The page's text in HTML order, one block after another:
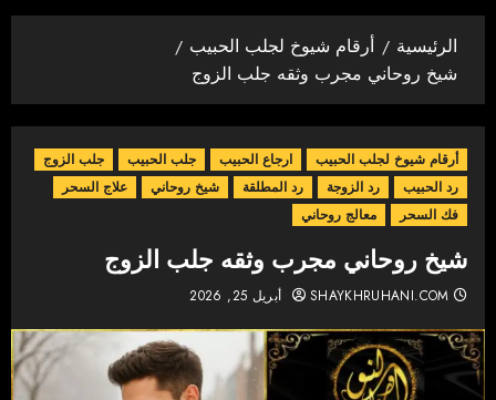
الرئيسية
أرقام شيوخ لجلب الحبيب
شيخ روحاني مجرب وثقه جلب الزوج
أرقام شيوخ لجلب الحبيب ارجاع الحبيب جلب الحبيب
جلب الزوج
رد الحبيب
رد الزوجة رد المطلقة شيخ روحاني
علاج السحر
فك السحر
معالج روحاني
شيخ روحاني مجرب وثقه جلب الزوج
SHAYKHRUHANI.COM أبريل 25, 2026